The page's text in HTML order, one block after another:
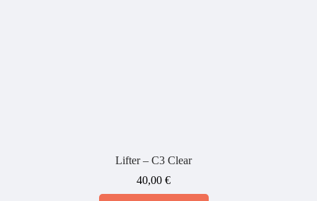
Lifter – C3 Clear
40,00€